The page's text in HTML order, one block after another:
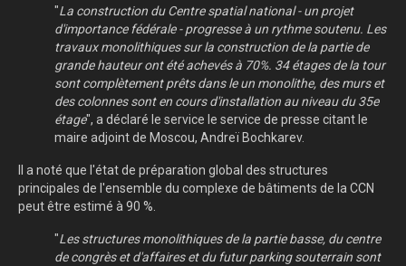
"La construction du Centre spatial national - un projet
d'importance fédérale - progresse à un rythme soutenu. Les
travaux monolithiques sur la construction de la partie de
grande hauteur ont été achevés à 70%. 34 étages de la tour
sont complètement prêts dans le un monolithe, des murs et
des colonnes sont en cours d'installation au niveau du 35e
étage", a déclaré le service le service de presse citant le
maire adjoint de Moscou, Andreï Bochkarev.
Il a noté que l'état de préparation global des structures
principales de l'ensemble du complexe de bâtiments de la CCN
peut être estimé à 90 %.
"Les structures monolithiques de la partie basse, du centre
de congrès et d'affaires et du futur parking souterrain sont